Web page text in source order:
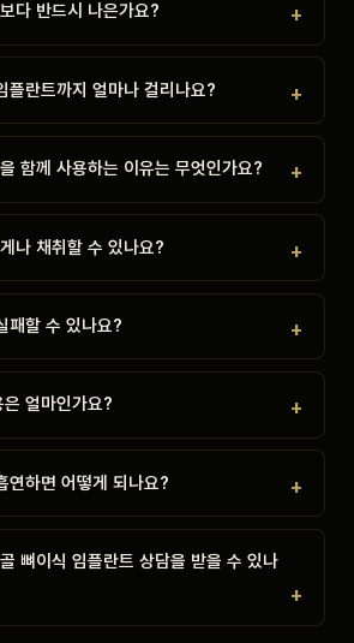
다 반드시 나은가요?
플란트까지 얼마나 걸리나요?
함께 사용하는 이유는 무엇인가요?
나 채취할 수 있나요?
패할 수 있나요?
얼마인가요?
연하면 어떻게 되나요?
뼈이식 임플란트 상담을 받을 수 있나